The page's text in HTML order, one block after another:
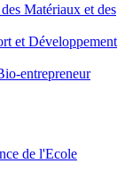
Matériaux et des
et Développement
entrepreneur
de l'Ecole